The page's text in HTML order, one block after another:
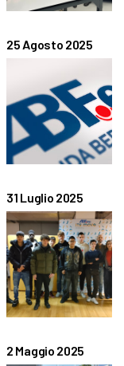
25 Agosto 2025
31 Luglio 2025
2 Maggio 2025